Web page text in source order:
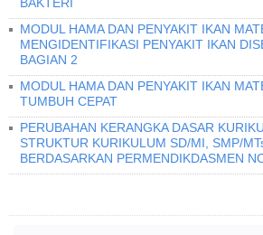
MODUL HAMA DAN PENYAKIT IKAN
MENGIDENTIFIKASI PENYAKIT IKAN
BAGIAN 2
MODUL HAMA DAN PENYAKIT IKAN
TUMBUH CEPAT
PERUBAHAN KERANGKA DASAR
STRUKTUR KURIKULUM SD/MI, SMP/
BERDASARKAN PERMENDIKDASMEN